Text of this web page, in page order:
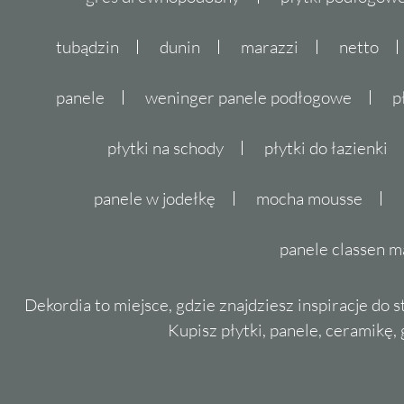
Kolekcja oferuje uniwersalne odcienie
właściwości takie jak mrozoodporność,
praktycznym wyborem dla wymagających
tubądzin dunin marazzi netto
panele weninger panele podłogowe
płytki na schody płytki do łazienki
panele w jodełkę mocha mousse
panele classen
Dekordia to miejsce, gdzie znajdziesz inspiracje do
Kupisz płytki, panele,